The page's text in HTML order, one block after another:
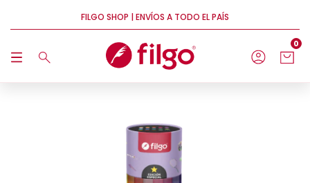
FILGO SHOP | ENVÍOS A TODO EL PAÍS
0